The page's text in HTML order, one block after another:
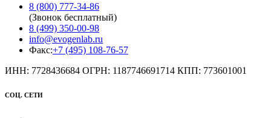
8 (800) 777-34-86
(Звонок бесплатный)
8 (499) 350-00-98
info@evogenlab.ru
Факс:+7 (495) 108-76-57
ИНН: 7728436684 ОГРН: 1187746691714 КПП: 773601001
СОЦ. СЕТИ